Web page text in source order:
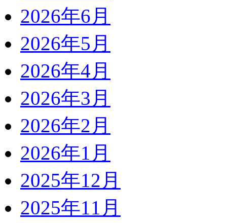
2026年6月
2026年5月
2026年4月
2026年3月
2026年2月
2026年1月
2025年12月
2025年11月